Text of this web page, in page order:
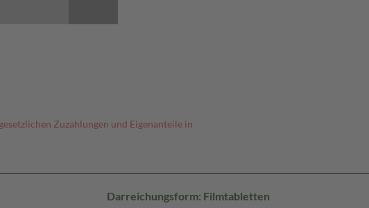
Zuzahlungen und Eigenanteile in
Darreichungsform: Filmtabletten